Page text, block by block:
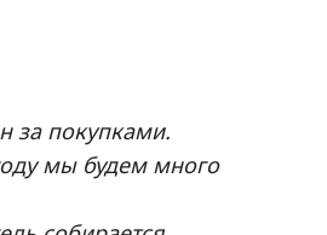
за покупками.
мы будем много